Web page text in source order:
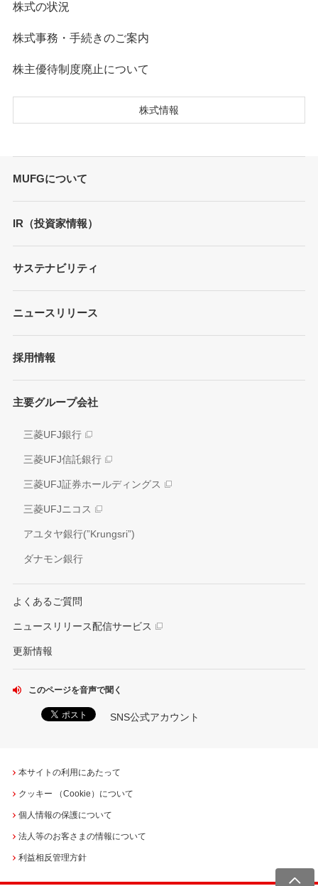
株式の状況
株式事務・手続きのご案内
株主優待制度廃止について
株式情報
MUFGについて
トップメッセージ
MUFGブランド
ガバナンス
事業内容
IR（投資家情報）
財務情報
債券・格付情報
個人投資家の皆さまへ
各種レポート
アナリスト情報
電子公告
情報開示方針
IRお問い合わせ窓口
サステナビリティ
各種レポート/データ/インデックス
方針/ガイドライン
イニシアティブへの参画
環境
社会
ガバナンス
外部評価
社会貢献活動
ニュースリリース
採用情報
主要グループ会社
三菱UFJ銀行
三菱UFJ信託銀行
三菱UFJ証券ホールディングス
三菱UFJニコス
アユタヤ銀行(”Krungsri”)
ダナモン銀行
よくあるご質問
ニュースリリース配信サービス
更新情報
このページを音声で聞く
SNS公式アカウント
本サイトの利用にあたって
クッキー （Cookie）について
個人情報の保護について
法人等のお客さまの情報について
利益相反管理方針